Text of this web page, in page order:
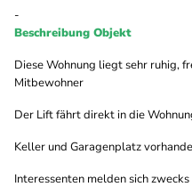
-
Beschreibung Objekt
Diese Wohnung liegt sehr ruhig,
Mitbewohner
Der Lift fährt direkt in die
Keller und Garagenplatz
Interessenten melden sich